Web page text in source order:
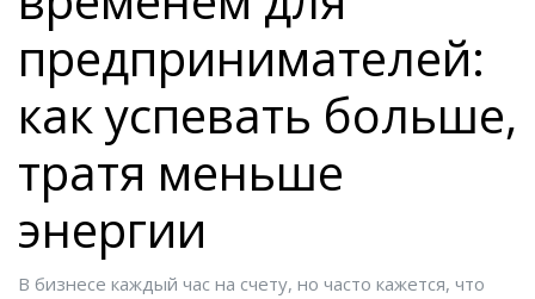
предпринимателей:
как успевать больше,
тратя меньше
энергии
В бизнесе каждый час на счету, но часто кажется, что